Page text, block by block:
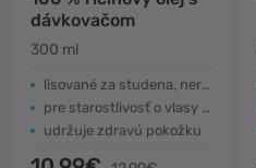
dávkovačom
300 ml
lisované za studena, nerafinovaný
pre starostlivosť o vlasy a vlasovú pokožku
udržuje zdravú pokožku